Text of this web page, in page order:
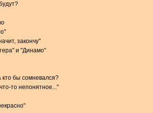
закончу"
и "Динамо"
кто бы сомневался?
то непонятное..."